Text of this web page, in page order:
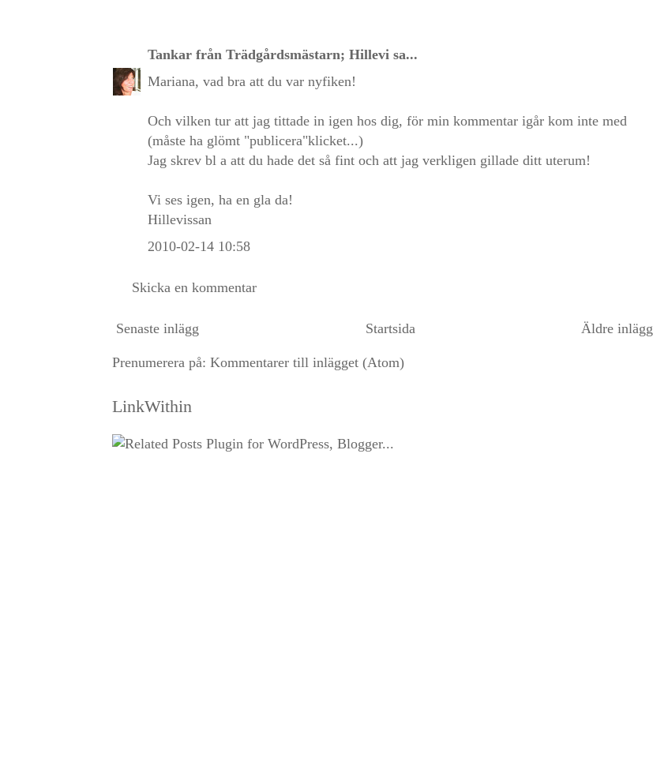
Tankar från Trädgårdsmästarn; Hillevi sa...
Mariana, vad bra att du var nyfiken!
Och vilken tur att jag tittade in igen hos dig, för min kommentar igår kom inte med
(måste ha glömt "publicera"klicket...)
Jag skrev bl a att du hade det så fint och att jag verkligen gillade ditt uterum!
Vi ses igen, ha en gla da!
Hillevissan
2010-02-14 10:58
Skicka en kommentar
Senaste inlägg Äldre inlägg
Startsida
Prenumerera på: Kommentarer till inlägget (Atom)
LinkWithin